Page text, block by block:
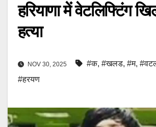
हरियाणा में वेटलिफ्टिंग
हत्या
NOV 30, 2025 #क, #खलड, #म,
#हरयण